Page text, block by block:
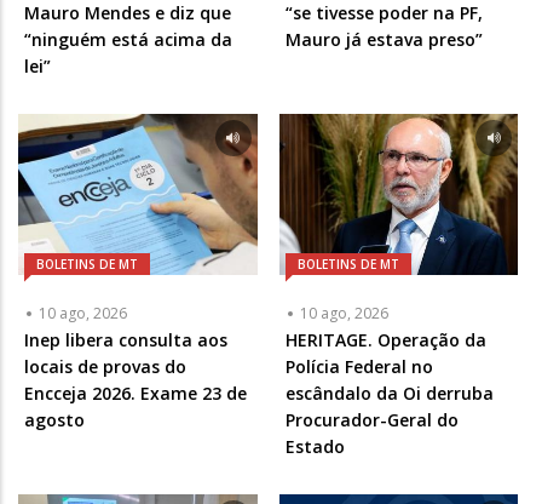
Mauro Mendes e diz que
“ninguém está acima da
lei”
“se tivesse poder na PF,
Mauro já estava preso”
BOLETINS DE MT
10 ago, 2026
Inep libera consulta aos
locais de provas do
Encceja 2026. Exame 23 de
agosto
BOLETINS DE MT
10 ago, 2026
HERITAGE. Operação da
Polícia Federal no
escândalo da Oi derruba
Procurador-Geral do
Estado